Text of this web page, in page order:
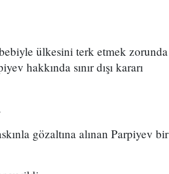
ülkesini terk etmek zorunda
hakkında sınır dışı kararı
gözaltına alınan Parpiyev bir